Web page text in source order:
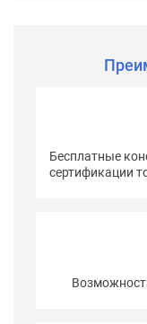
Бесплатные
сертификации